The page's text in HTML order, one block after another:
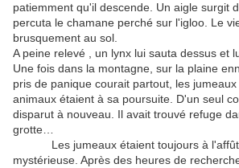
patiemment qu'il descende. Un aigle surgit
percuta le chamane perché sur l'igloo. Le
brusquement au sol.
A peine relevé , un lynx lui sauta dessus et
Une fois dans la montagne, sur la plaine
pris de panique courait partout, les
animaux étaient à sa poursuite. D'un seul
disparut à nouveau. Il avait trouvé refuge
grotte…
Les jumeaux étaient toujours à l'affût
mystérieuse. Après des heures de